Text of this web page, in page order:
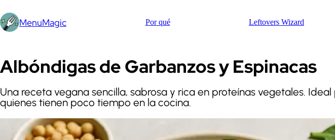
MenuMagic Por qué Leftovers Wizard
Albóndigas de Garbanzos y Espinacas
Una receta vegana sencilla, sabrosa y rica en proteínas vegetales.
quienes tienen poco tiempo en la cocina.